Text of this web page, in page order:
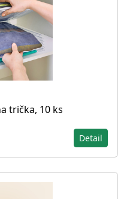
trička, 10 ks
Detail